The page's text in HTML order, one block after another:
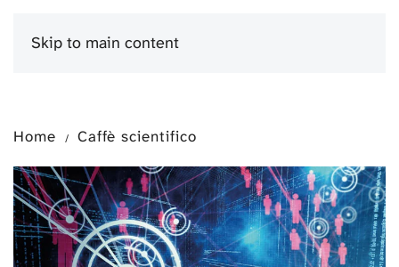
Skip to main content
Home Caffè scientifico